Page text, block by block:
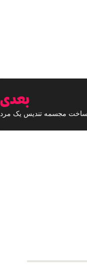
بعدی
مجسمه تندیس یک مرد